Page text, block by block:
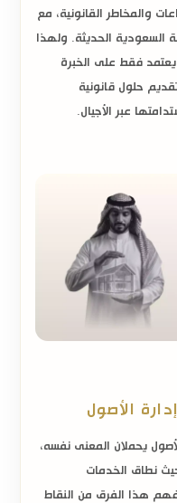
والمخاطر القانونية، مع
السعودية الحديثة. ولهذا
يعتمد فقط على الخبرة
حلول قانونية
عبر الأجيال.
الأصول
يحملان المعنى نفسه،
نطاق الخدمات
هذا الفرق من النقاط